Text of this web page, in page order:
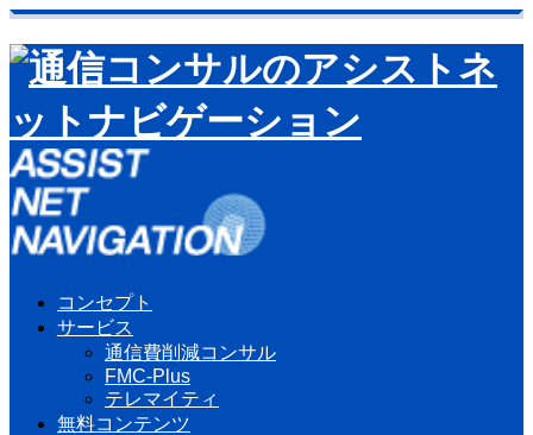
コンセプト
サービス
通信費削減コンサル
FMC-Plus
テレマイティ
無料コンテンツ